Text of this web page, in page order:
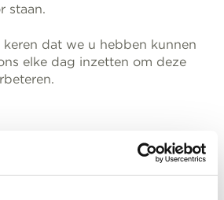
staan.
dat we u hebben kunnen
elke dag inzetten om deze